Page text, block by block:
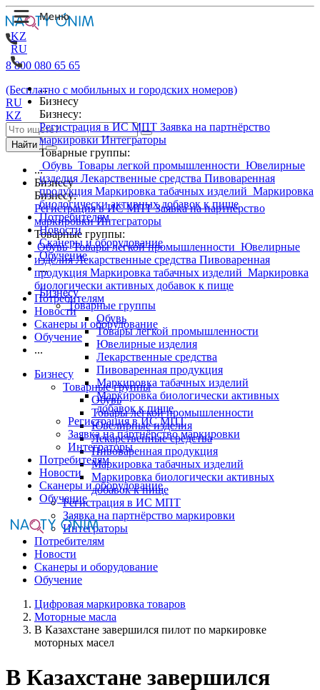
KZ
RU
...
Бизнесу
Бизнесу:
Регистрация в ИС МПТ Заявка на партнёрство
маркировкиИнтеграторы
Товарные группы:
Обувь Товары легкой промышленности Ювелирные
изделия Лекарственные средства Пивоваренная
продукция Маркировка табачных изделий Маркировка
биологически активных добавок к пище
Потребителям
Новости
Сканеры и оборудование
Обучение
...
Бизнесу
Товарные группы
Обувь
Товары легкой промышленности
Ювелирные изделия
Лекарственные средства
Пивоваренная продукция
Маркировка табачных изделий
Маркировка биологически активных
добавок к пище
Регистрация в ИС МПТ
Заявка на партнёрство маркировки
Интеграторы
Потребителям
Новости
Сканеры и оборудование
Обучение
8 800 080 65 65
(Бесплатно с мобильных и городских номеров)
RU
KZ
Найти
...
Бизнесу
Бизнесу:
Регистрация в ИС МПТЗаявка на партнёрство
маркировкиИнтеграторы
Товарные группы:
ОбувьТовары легкой промышленности Ювелирные
изделияЛекарственные средства Пивоваренная
продукция Маркировка табачных изделий Маркировка
биологически активных добавок к пище
Потребителям
Новости
Сканеры и оборудование
Обучение
...
Бизнесу
Товарные группы
Обувь
Товары легкой промышленности
Ювелирные изделия
Лекарственные средства
Пивоваренная продукция
Маркировка табачных изделий
Маркировка биологически активных
добавок к пище
Регистрация в ИС МПТ
Заявка на партнёрство маркировки
Интеграторы
Потребителям
Новости
Сканеры и оборудование
Обучение
Цифровая маркировка товаров
Моторные масла
В Казахстане завершился пилот по маркировке
моторных масел
В Казахстане завершился